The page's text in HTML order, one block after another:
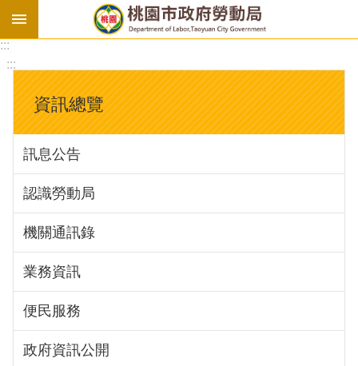
基
法
勞
資
會
庇
護
工
場
進
:::
:::
資訊總覽
訊息公告
認識勞動局
機關通訊錄
業務資訊
便民服務
政府資訊公開